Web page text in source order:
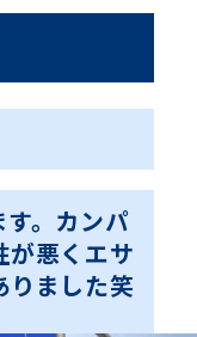
。カンパ
が悪くエサ
りました笑